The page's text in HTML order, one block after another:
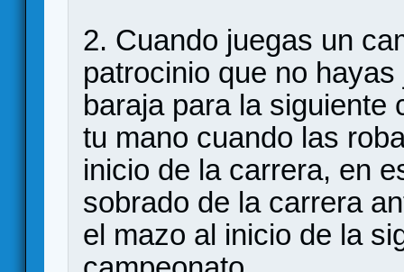
2. Cuando juegas un
patrocinio que no
baraja para la siguiente
tu mano cuando las
inicio de la carrera, en
sobrado de la carrera
el mazo al inicio de la